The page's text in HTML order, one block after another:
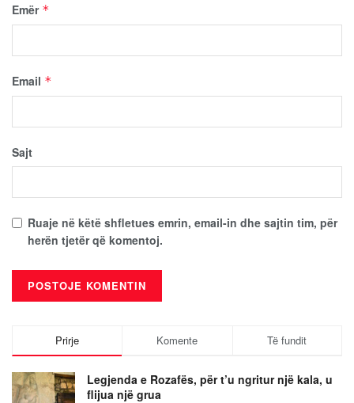
Emër *
Email *
Sajt
Ruaje në këtë shfletues emrin, email-in dhe sajtin tim, për
herën tjetër që komentoj.
Prirje Komente Të fundit
Legjenda e Rozafës, për t’u ngritur një kala, u
flijua një grua